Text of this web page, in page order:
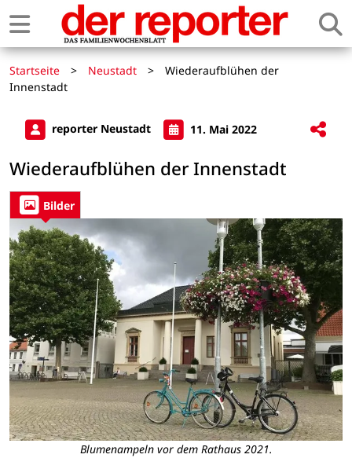
Startseite > Neustadt >
Wiederaufblühen der
Innenstadt
reporter Neustadt 11. Mai 2022
Wiederaufblühen der Innenstadt
Bilder
Blumenampeln vor dem Rathaus 2021.